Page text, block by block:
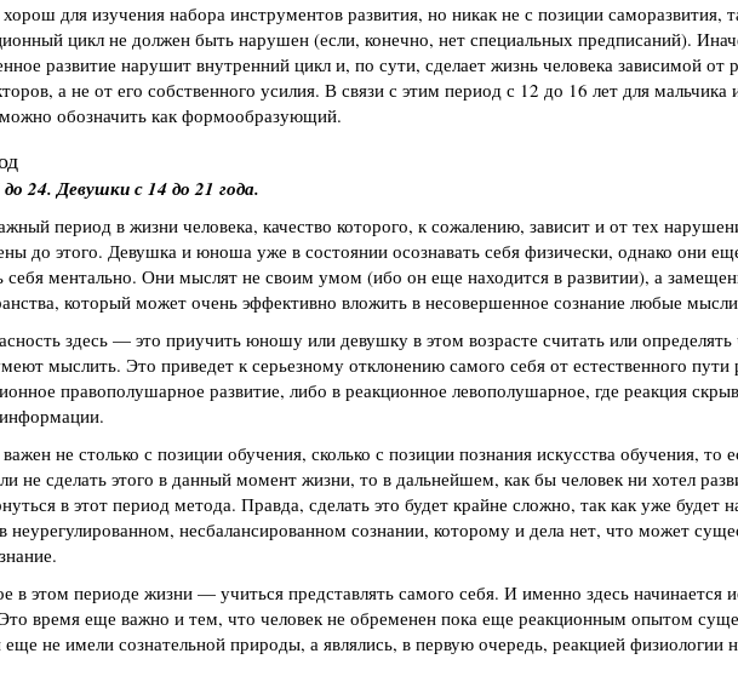
для изучения набора инструментов развития, но никак не с позиции саморазвития,
цикл не должен быть нарушен (если, конечно, нет специальных предписаний).
развитие нарушит внутренний цикл и, по сути, сделает жизнь человека зависимой от
а не от его собственного усилия. В связи с этим период с 12 до 16 лет для мальчика
обозначить как формообразующий.
24. Девушки с 14 до 21 года.
период в жизни человека, качество которого, к сожалению, зависит и от тех
до этого. Девушка и юноша уже в состоянии осознавать себя физически, однако они
себя ментально. Они мыслят не своим умом (ибо он еще находится в развитии), а
который может очень эффективно вложить в несовершенное сознание любые
здесь — это приучить юношу или девушку в этом возрасте считать или определять
мыслить. Это приведет к серьезному отклонению самого себя от естественного пути
правополушарное развитие, либо в реакционное левополушарное, где реакция
не столько с позиции обучения, сколько с позиции познания искусства обучения, то
не сделать этого в данный момент жизни, то в дальнейшем, как бы человек ни хотел
в этот период метода. Правда, сделать это будет крайне сложно, так как уже будет
неурегулированном, несбалансированном сознании, которому и дела нет, что может
в этом периоде жизни — учиться представлять самого себя. И именно здесь начинается
время еще важно и тем, что человек не обременен пока еще реакционным опытом
еще не имели сознательной природы, а являлись, в первую очередь, реакцией физиологии